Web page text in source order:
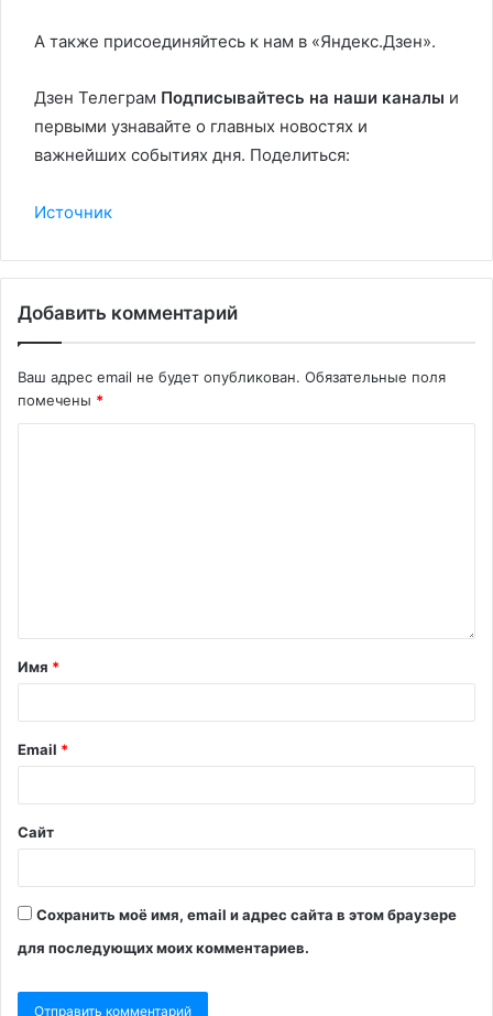
А также присоединяйтесь к нам в «Яндекс.Дзен».
Дзен Телеграм Подписывайтесь на наши каналы и
первыми узнавайте о главных новостях и
важнейших событиях дня. Поделиться:
Источник
Добавить комментарий
Ваш адрес email не будет опубликован. Обязательные поля
помечены *
Имя *
Email *
Сайт
Сохранить моё имя, email и адрес сайта в этом браузере
для последующих моих комментариев.